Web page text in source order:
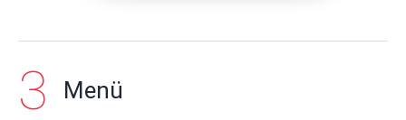
Menü